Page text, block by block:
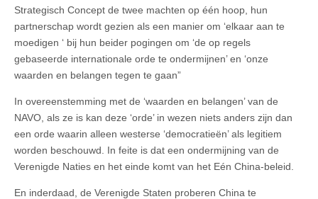
Strategisch Concept de twee machten op één hoop, hun
partnerschap wordt gezien als een manier om ‘elkaar aan te
moedigen ‘ bij hun beider pogingen om ‘de op regels
gebaseerde internationale orde te ondermijnen’ en ‘onze
waarden en belangen tegen te gaan”
In overeenstemming met de ‘waarden en belangen’ van de
NAVO, als ze is kan deze ‘orde’ in wezen niets anders zijn dan
een orde waarin alleen westerse ‘democratieën’ als legitiem
worden beschouwd. In feite is dat een ondermijning van de
Verenigde Naties en het einde komt van het Eén China-beleid.
En inderdaad, de Verenigde Staten proberen China te